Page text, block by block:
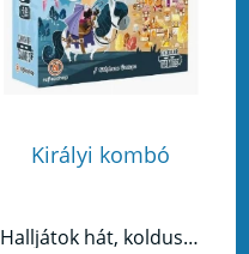
Királyi kombó
Halljátok hát, koldusok és bárók, sólymok és hollók! Királyi kérésre kihirdettetik: itt az idő a Kombójátszmára!